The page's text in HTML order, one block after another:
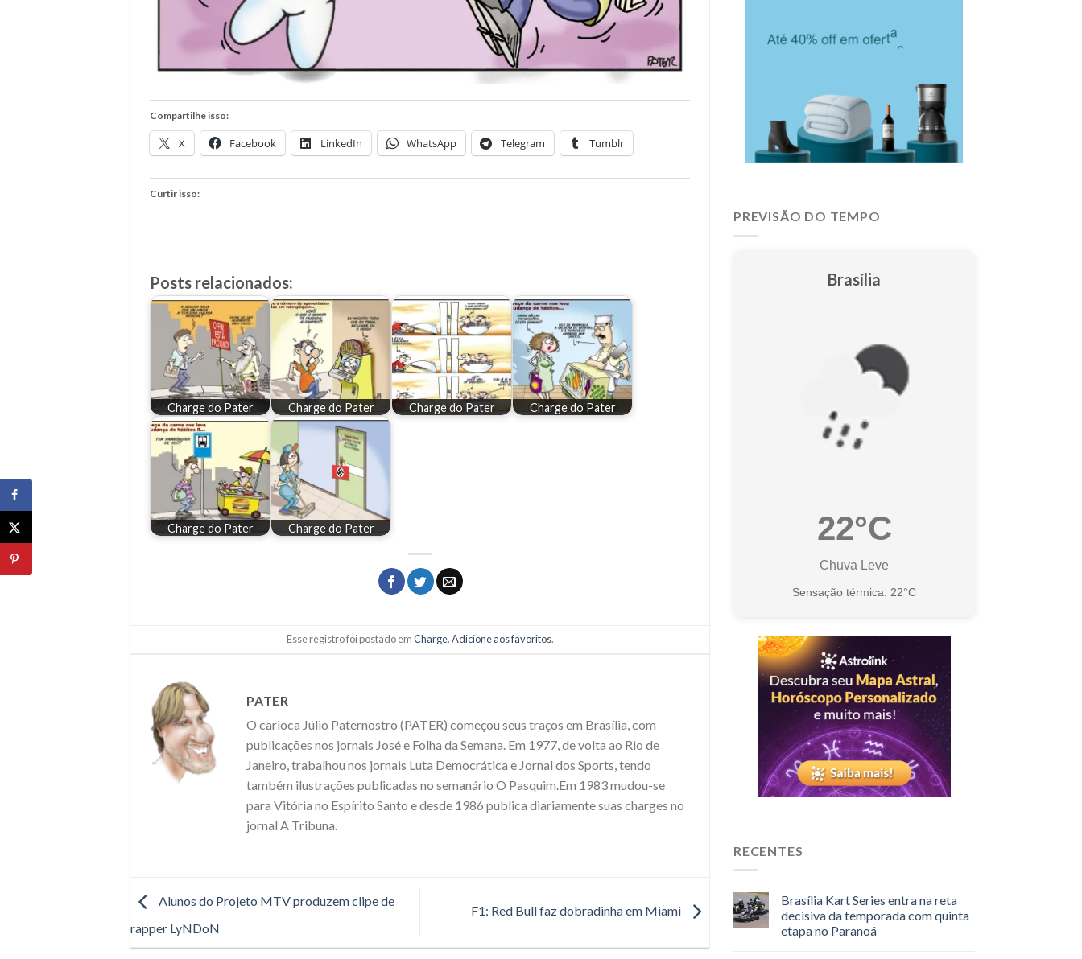
Compartilhe isso:
X Facebook LinkedIn WhatsApp Telegram Tumblr
Curtir isso:
Posts relacionados:
Charge do Pater Charge do Pater Charge do Pater Charge do Pater
Charge do Pater Charge do Pater
Esse registro foi postado emCharge.Adicione aos favoritos.
PATER
O carioca Júlio Paternostro (PATER) começou seus traços em Brasília, com
publicações nos jornais José e Folha da Semana. Em 1977, de volta ao Rio de
Janeiro, trabalhou nos jornais Luta Democrática e Jornal dos Sports, tendo
também ilustrações publicadas no semanário O Pasquim.Em 1983 mudou-se
para Vitória no Espírito Santo e desde 1986 publica diariamente suas charges no
jornal A Tribuna.
Alunos do Projeto MTV produzem clipe de
rapper LyNDoN
F1: Red Bull faz dobradinha em Miami
PREVISÃO DO TEMPO
Brasília
22°C
Chuva Leve
Sensação térmica: 22°C
RECENTES
Brasília Kart Series entra na reta
decisiva da temporada com quinta
etapa no Paranoá